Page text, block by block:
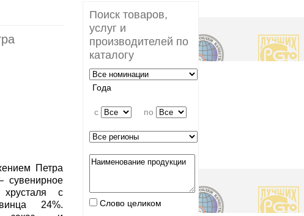
Петра
сувенирное
с
24%.
Поиск товаров,
услуг и
производителей по
каталогу
Года
c по
Слово целиком